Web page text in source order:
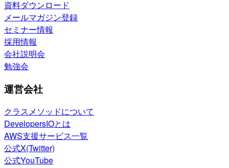
資料ダウンロード
メールマガジン登録
セミナー情報
採用情報
会社説明会
勉強会
運営会社
クラスメソッドについて
DevelopersIOとは
AWS支援サービス一覧
公式X(Twitter)
公式YouTube